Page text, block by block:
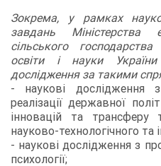
Зокрема, у рамках
завдань Міністерства
сільського
освіти і науки
дослідження за такими
- наукові дослідження
реалізації державної
інновацій та трансферу
науково-технологічного та
- наукові дослідження з
психології;